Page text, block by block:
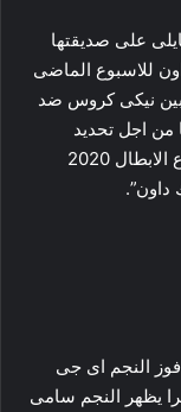
على صديقتها
للاسبوع الماضى
بين نيكى كروس ضد
من اجل تحديد
المنافس الخاص بالنجمة بايلى فى عرض صراع الابطال 2020
النجم اى جى
يظهر النجم سامى